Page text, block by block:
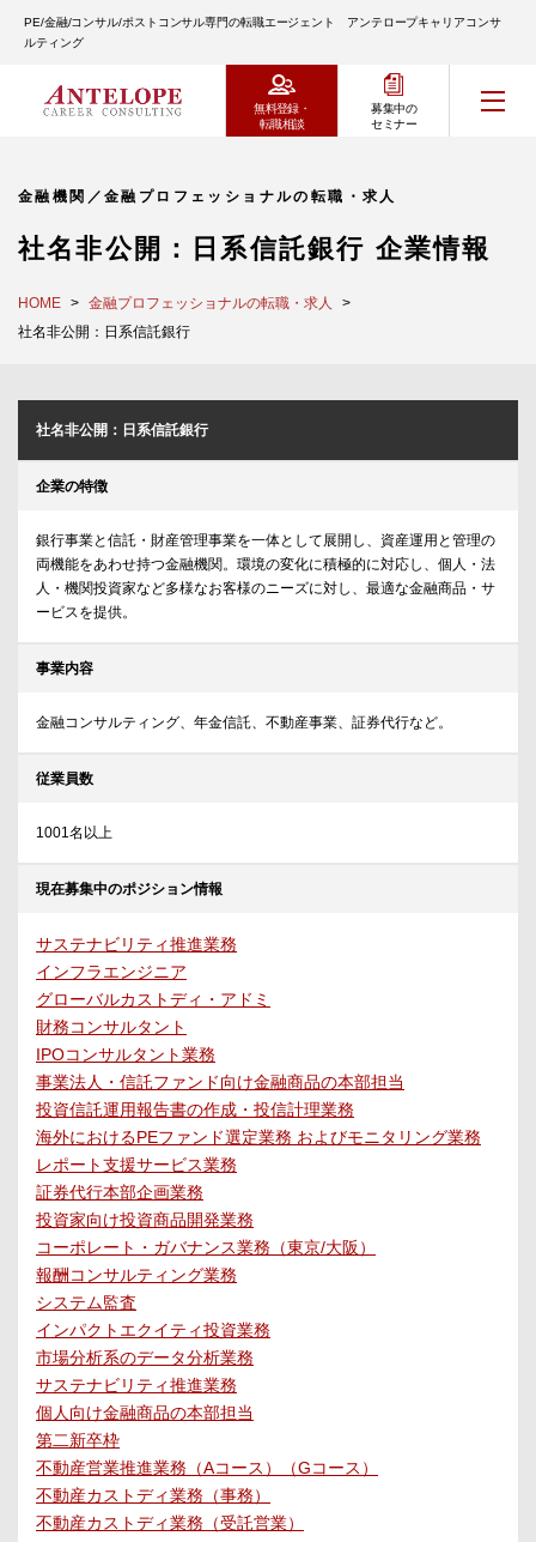
PE/金融/コンサル/ポストコンサル専門の転職エージェント アンテロープキャリアコンサ
ルティング
無料登録・
転職相談
募集中の
セミナー
金融機関／金融プロフェッショナルの転職・求人
社名非公開：日系信託銀行 企業情報
HOME
金融プロフェッショナルの転職・求人
社名非公開：日系信託銀行
社名非公開：日系信託銀行
企業の特徴
銀行事業と信託・財産管理事業を一体として展開し、資産運用と管理の
両機能をあわせ持つ金融機関。環境の変化に積極的に対応し、個人・法
人・機関投資家など多様なお客様のニーズに対し、最適な金融商品・サ
ービスを提供。
事業内容
金融コンサルティング、年金信託、不動産事業、証券代行など。
従業員数
1001名以上
現在募集中のポジション情報
サステナビリティ推進業務
インフラエンジニア
グローバルカストディ・アドミ
財務コンサルタント
IPOコンサルタント業務
事業法人・信託ファンド向け金融商品の本部担当
投資信託運用報告書の作成・投信計理業務
海外におけるPEファンド選定業務 およびモニタリング業務
レポート支援サービス業務
証券代行本部企画業務
投資家向け投資商品開発業務
コーポレート・ガバナンス業務（東京/大阪）
報酬コンサルティング業務
システム監査
インパクトエクイティ投資業務
市場分析系のデータ分析業務
サステナビリティ推進業務
個人向け金融商品の本部担当
第二新卒枠
不動産営業推進業務（Aコース）（Gコース）
不動産カストディ業務（事務）
不動産カストディ業務（受託営業）